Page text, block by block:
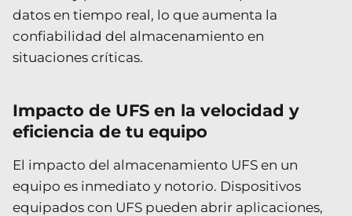
datos en tiempo real, lo que aumenta la
confiabilidad del almacenamiento en
situaciones críticas.
Impacto de UFS en la velocidad y
eficiencia de tu equipo
El impacto del almacenamiento UFS en un
equipo es inmediato y notorio. Dispositivos
equipados con UFS pueden abrir aplicaciones,